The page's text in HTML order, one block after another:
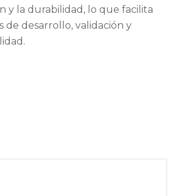
y la durabilidad, lo que facilita
de desarrollo, validación y